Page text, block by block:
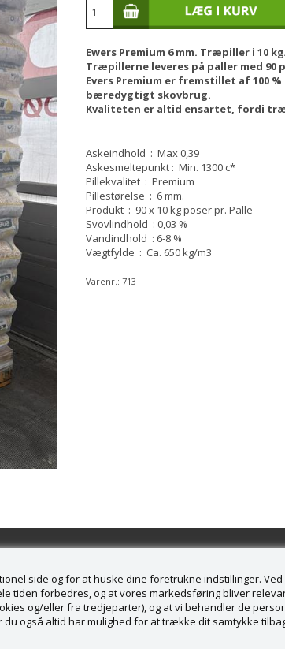
side og for at huske dine foretrukne indstillinger.
tiden forbedres, og at vores markedsføring bliver
og/eller fra tredjeparter), og at vi behandler de
du også altid har mulighed for at trække dit samtykke
Ewers Premium 6 mm. Træpiller i 10
Træpillerne leveres på paller med 90
Evers Premium er fremstillet af
bæredygtigt skovbrug.
Kvaliteten er altid ensartet, fordi
Askeindhold : Max 0,39
Askesmeltepunkt : Min. 1300 c*
Pillekvalitet : Premium
Pillestørelse : 6 mm.
Produkt : 90 x 10 kg poser pr. Palle
Svovlindhold : 0,03 %
Vandindhold : 6-8 %
Vægtfylde : Ca. 650 kg/m3
Varenr.: 713